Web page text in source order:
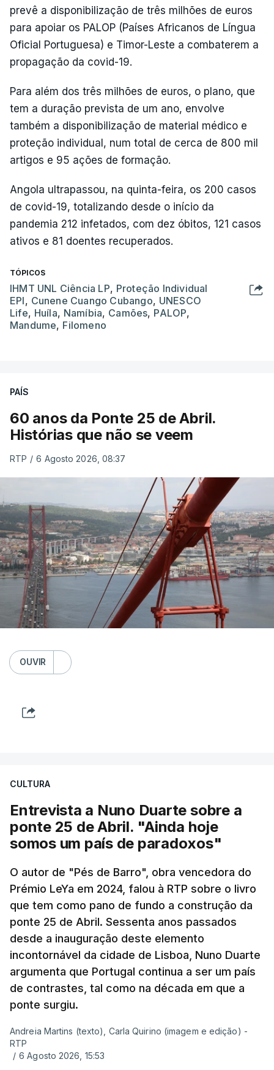
prevê a disponibilização de três milhões de euros
para apoiar os PALOP (Países Africanos de Língua
Oficial Portuguesa) e Timor-Leste a combaterem a
propagação da covid-19.
Para além dos três milhões de euros, o plano, que
tem a duração prevista de um ano, envolve
também a disponibilização de material médico e
proteção individual, num total de cerca de 800 mil
artigos e 95 ações de formação.
Angola ultrapassou, na quinta-feira, os 200 casos
de covid-19, totalizando desde o início da
pandemia 212 infetados, com dez óbitos, 121 casos
ativos e 81 doentes recuperados.
TÓPICOS
IHMT UNL Ciência LP, Proteção Individual
EPI, Cunene Cuango Cubango, UNESCO
Life, Huíla, Namíbia, Camões, PALOP,
Mandume, Filomeno
PAÍS
60 anos da Ponte 25 de Abril.
Histórias que não se veem
RTP / 6 Agosto 2026, 08:37
OUVIR
CULTURA
Entrevista a Nuno Duarte sobre a
ponte 25 de Abril. "Ainda hoje
somos um país de paradoxos"
O autor de "Pés de Barro", obra vencedora do
Prémio LeYa em 2024, falou à RTP sobre o livro
que tem como pano de fundo a construção da
ponte 25 de Abril. Sessenta anos passados
desde a inauguração deste elemento
incontornável da cidade de Lisboa, Nuno Duarte
argumenta que Portugal continua a ser um país
de contrastes, tal como na década em que a
ponte surgiu.
Andreia Martins (texto), Carla Quirino (imagem e edição) -
RTP
/ 6 Agosto 2026, 15:53